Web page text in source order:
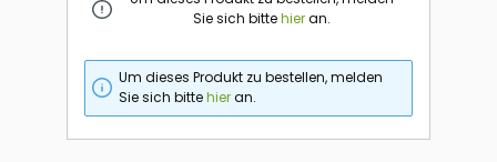
Sie sich bittehieran.
Um dieses Produkt zu bestellen, melden
Sie sich bittehieran.